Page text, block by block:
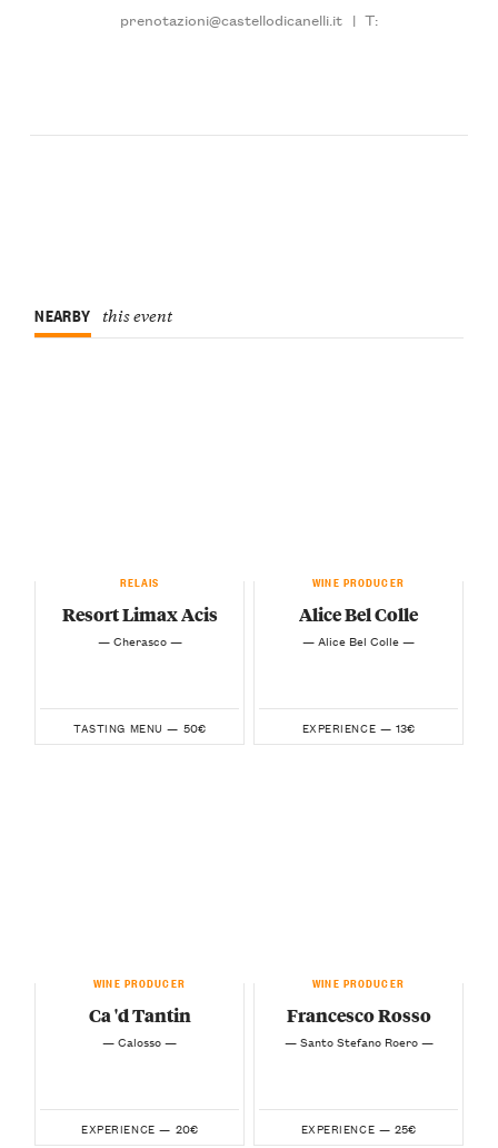
prenotazioni@castellodicanelli.it | T:
NEARBY this event
RELAIS
Resort Limax Acis
— Cherasco —
TASTING MENU — 50€
WINE PRODUCER
Alice Bel Colle
— Alice Bel Colle —
EXPERIENCE — 13€
WINE PRODUCER
Ca 'd Tantin
— Calosso —
EXPERIENCE — 20€
WINE PRODUCER
Francesco Rosso
— Santo Stefano Roero —
EXPERIENCE — 25€